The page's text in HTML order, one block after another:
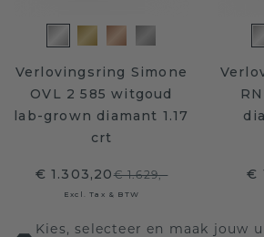
Verlovingsring Simone
OVL 2 585 witgoud
lab-grown diamant 1.17
crt
€ 1.303,20€ 1.629,-
Excl. Tax & BTW
€
Kies, selecteer en maak jouw